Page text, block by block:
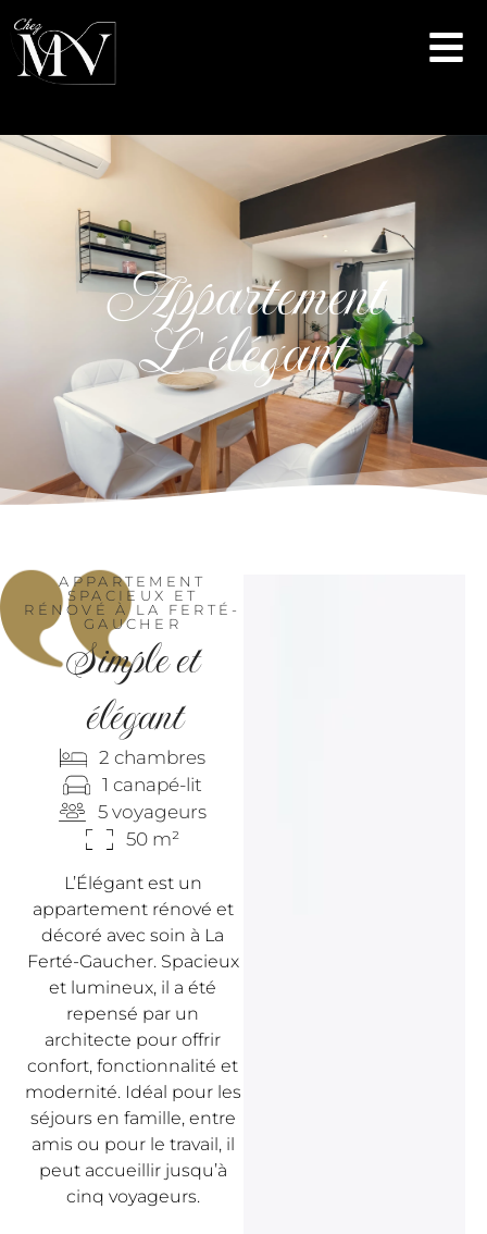
Appartement
L'élégant
APPARTEMENT
SPACIEUX ET
RÉNOVÉ À LA FERTÉ-
GAUCHER
Simpleet
élégant
2 chambres
1 canapé-lit
5 voyageurs
50 m²
L’Élégant est un
appartement rénové et
décoré avec soin à La
Ferté-Gaucher. Spacieux
et lumineux, il a été
repensé par un
architecte pour offrir
confort, fonctionnalité et
modernité. Idéal pour les
séjours en famille, entre
amis ou pour le travail, il
peut accueillir jusqu’à
cinq voyageurs.